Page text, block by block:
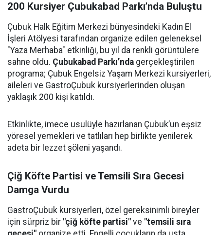
200 Kursiyer Çubukabad Parkı’nda Buluştu
Çubuk Halk Eğitim Merkezi bünyesindeki Kadın El
İşleri Atölyesi tarafından organize edilen geleneksel
"Yaza Merhaba" etkinliği, bu yıl da renkli görüntülere
sahne oldu. Çubukabad Parkı’nda gerçekleştirilen
programa; Çubuk Engelsiz Yaşam Merkezi kursiyerleri,
aileleri ve GastroÇubuk kursiyerlerinden oluşan
yaklaşık 200 kişi katıldı.
Etkinlikte, imece usulüyle hazırlanan Çubuk’un eşsiz
yöresel yemekleri ve tatlıları hep birlikte yenilerek
adeta bir lezzet şöleni yaşandı.
Çiğ Köfte Partisi ve Temsili Sıra Gecesi
Damga Vurdu
GastroÇubuk kursiyerleri, özel gereksinimli bireyler
için sürpriz bir "çiğ köfte partisi" ve "temsili sıra